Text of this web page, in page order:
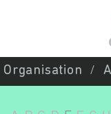
Organisation